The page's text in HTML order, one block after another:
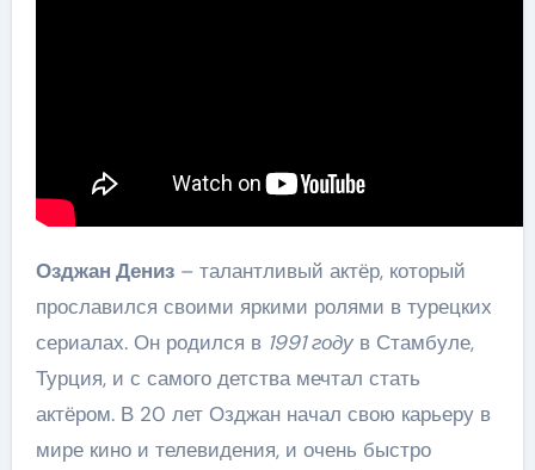
Озджан Дениз– талантливый актёр, который
прославился своими яркими ролями в турецких
сериалах. Он родился в 1991 годув Стамбуле,
Турция, и с самого детства мечтал стать
актёром. В 20 лет Озджан начал свою карьеру в
мире кино и телевидения, и очень быстро